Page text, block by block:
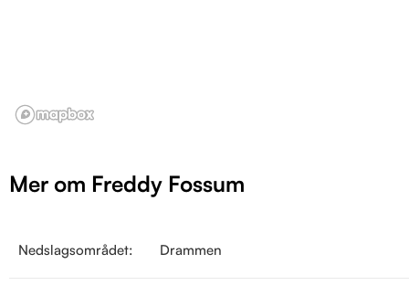
Mer om Freddy Fossum
Nedslagsområdet: Drammen